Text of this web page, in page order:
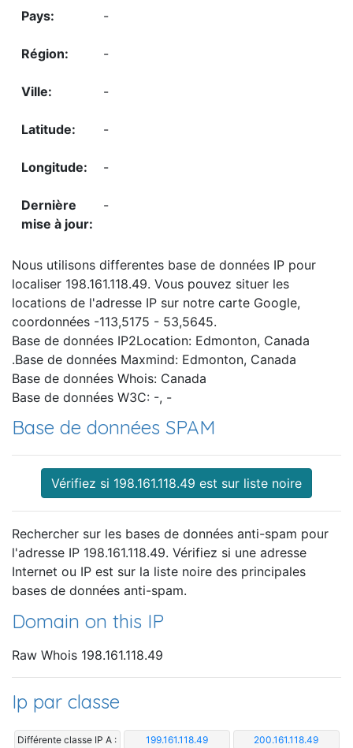
-
-
-
-
-
-
Nous utilisons differentes base de données IP pour
localiser 198.161.118.49. Vous pouvez situer les
locations de l'adresse IP sur notre carte Google,
coordonnées -113,5175 - 53,5645.
Base de données IP2Location: Edmonton, Canada
.Base de données Maxmind: Edmonton, Canada
Base de données Whois: Canada
Base de données W3C: -, -
Base de données SPAM
Vérifiez si 198.161.118.49 est sur liste noire
Rechercher sur les bases de données anti-spam pour
l'adresse IP 198.161.118.49. Vérifiez si une adresse
Internet ou IP est sur la liste noire des principales
bases de données anti-spam.
Domain on this IP
Raw Whois 198.161.118.49
Ip par classe
Différente classe IP A : 199.161.118.49 200.161.118.49